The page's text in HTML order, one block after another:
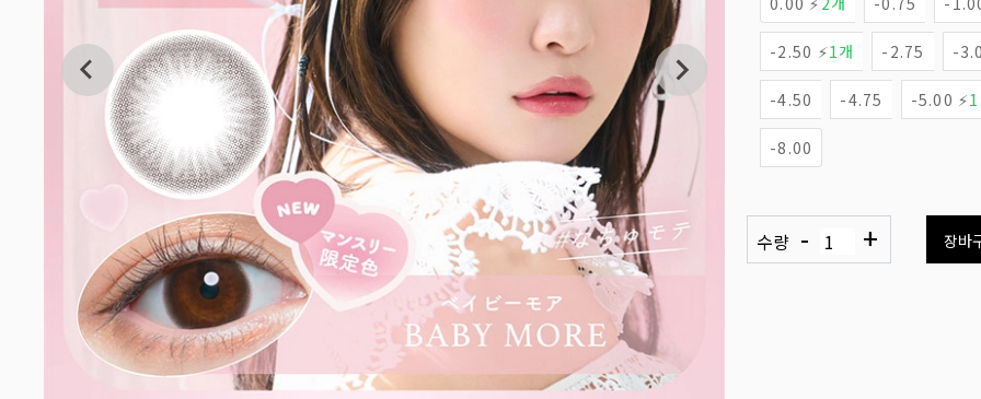
-2.50 ⚡1개 -2.75 -
-4.50 -4.75 -5.00 ⚡
-8.00
수량 - + 장바